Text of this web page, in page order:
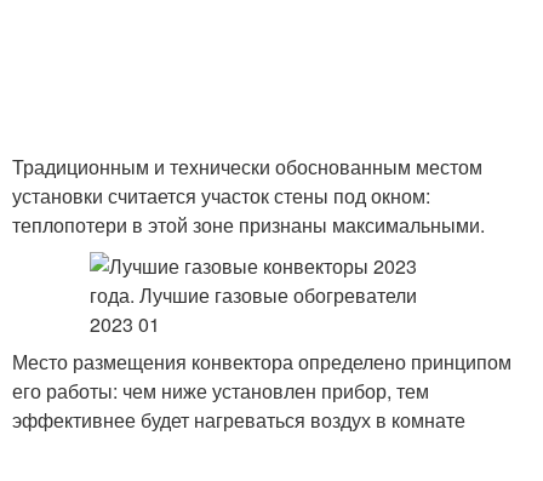
Традиционным и технически обоснованным местом
установки считается участок стены под окном:
теплопотери в этой зоне признаны максимальными.
Место размещения конвектора определено принципом
его работы: чем ниже установлен прибор, тем
эффективнее будет нагреваться воздух в комнате